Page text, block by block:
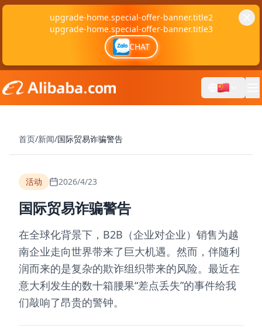
upgrade-home.special-offer-banner.title2
upgrade-home.special-offer-banner.title3
CHAT
首页/新闻/国际贸易诈骗警告
活动 2026/4/23
国际贸易诈骗警告
在全球化背景下，B2B（企业对企业）销售为越
南企业走向世界带来了巨大机遇。然而，伴随利
润而来的是复杂的欺诈组织带来的风险。最近在
意大利发生的数十箱腰果“差点丢失”的事件给我
们敲响了昂贵的警钟。